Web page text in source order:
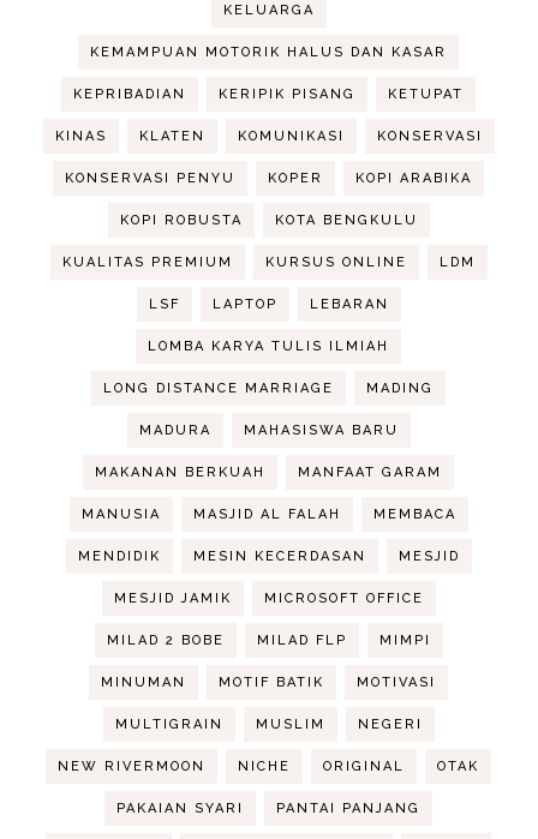
KELUARGA
KEMAMPUAN MOTORIK HALUS DAN KASAR
KEPRIBADIAN KERIPIK PISANG KETUPAT
KINAS KLATEN KOMUNIKASI KONSERVASI
KONSERVASI PENYU KOPER KOPI ARABIKA
KOPI ROBUSTA KOTA BENGKULU
KUALITAS PREMIUM KURSUS ONLINE LDM
LSF LAPTOP LEBARAN
LOMBA KARYA TULIS ILMIAH
LONG DISTANCE MARRIAGE MADING
MADURA MAHASISWA BARU
MAKANAN BERKUAH MANFAAT GARAM
MANUSIA MASJID AL FALAH MEMBACA
MENDIDIK MESIN KECERDASAN MESJID
MESJID JAMIK MICROSOFT OFFICE
MILAD 2 BOBE MILAD FLP MIMPI
MINUMAN MOTIF BATIK MOTIVASI
MULTIGRAIN MUSLIM NEGERI
NEW RIVERMOON NICHE ORIGINAL OTAK
PAKAIAN SYARI PANTAI PANJANG